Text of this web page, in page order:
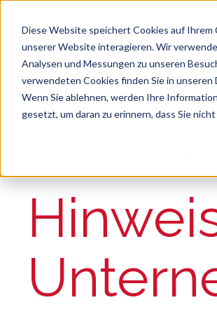
Diese Website speichert Cookies auf Ihrem
unserer Website interagieren. Wir
Analysen und Messungen zu unseren
verwendeten Cookies finden Sie in
Wenn Sie ablehnen, werden Ihre
gesetzt, um daran zu erinnern, dass Sie
Suche
Es gibt keine
: